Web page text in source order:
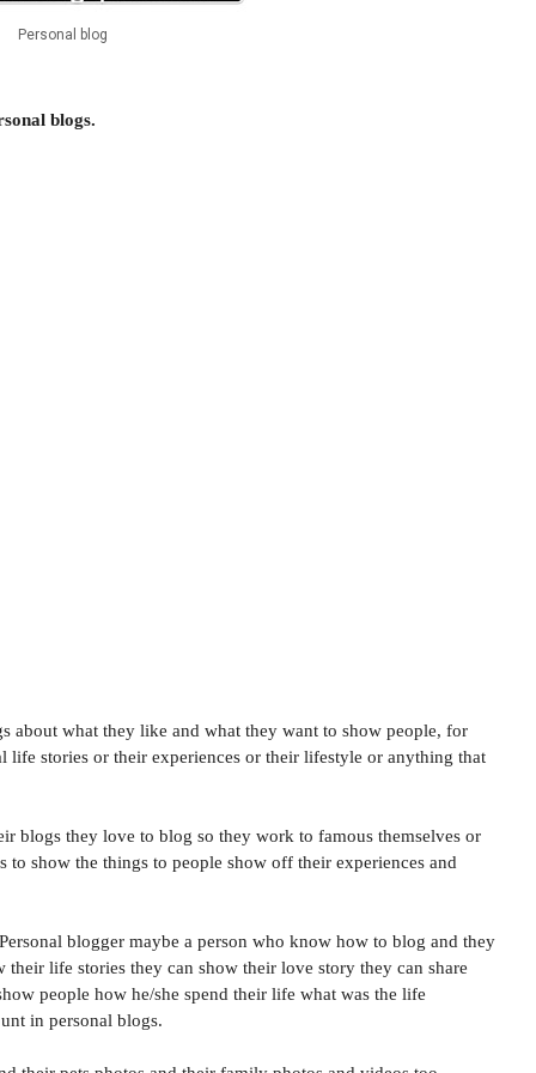
Personal blog
blogs.
about what they like and what they want to show people, for
life stories or their experiences or their lifestyle or anything that
blogs they love to blog so they work to famous themselves or
show the things to people show off their experiences and
blogger maybe a person who know how to blog and they
life stories they can show their love story they can share
people how he/she spend their life what was the life
in personal blogs.